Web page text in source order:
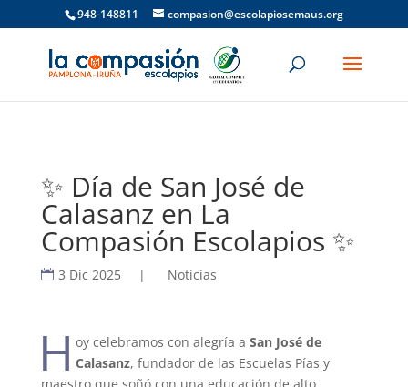
948-148811 compasion@escolapiosemaus.org
✨ Día de San José de
Calasanz en La
Compasión Escolapios ✨
3 Dic 2025 | Noticias
H oy celebramos con alegría aSan José de
Calasanz, fundador de las Escuelas Pías y